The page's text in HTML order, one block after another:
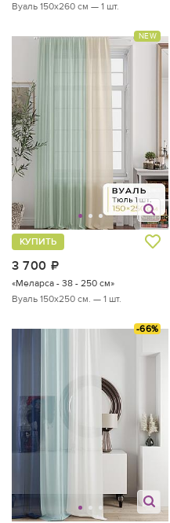
Вуаль 150х260 см — 1 шт.
NEW
3 700
КУПИТЬ
«Меларса - 38 - 250 см»
Вуаль 150х250 см. — 1 шт.
-66%